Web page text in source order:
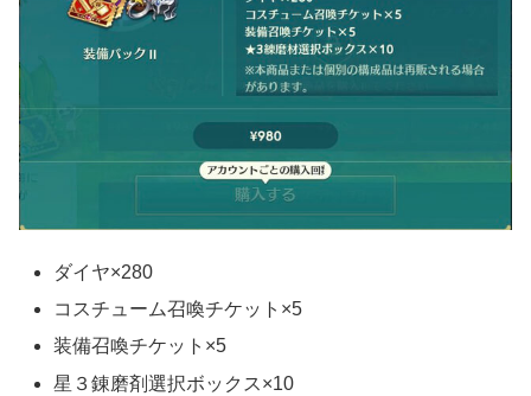
ダイヤ×280
コスチューム召喚チケット×5
装備召喚チケット×5
星３錬磨剤選択ボックス×10